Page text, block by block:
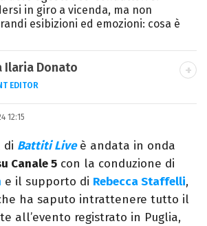
in giro a vicenda, ma non
esibizioni ed emozioni: cosa è
Ilaria Donato
EDITOR
in Linguaggi dei Media, mi dedico
dell’intrattenimento da 10 anni.
come web content editor
per diverse testate.
12:15
di Battiti Liveè andata in onda
Canale 5 con la conduzione di
e il supporto di Rebecca Staffelli,
ha saputo intrattenere tutto il
all’evento registrato in Puglia,